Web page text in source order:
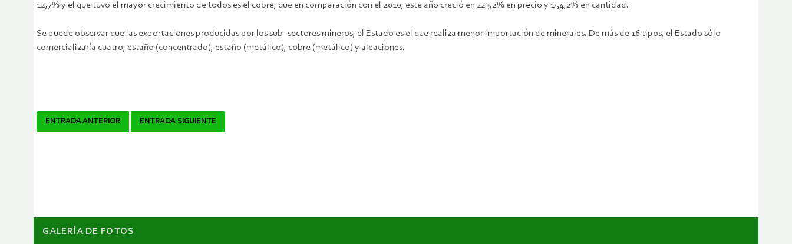
12,7% y el que tuvo el mayor crecimiento de todos es el cobre, que en comparación con el 2010, este año creció en 223,2% en precio y 154,2% en cantidad.
Se puede observar que las exportaciones producidas por los sub- sectores mineros, el Estado es el que realiza menor importación de minerales. De más de 16 tipos, el Estado sólo
comercializaría cuatro, estaño (concentrado), estaño (metálico), cobre (metálico) y aleaciones.
Navegador
ENTRADA ANTERIOR ENTRADA SIGUIENTE
GALERÌA DE FOTOS